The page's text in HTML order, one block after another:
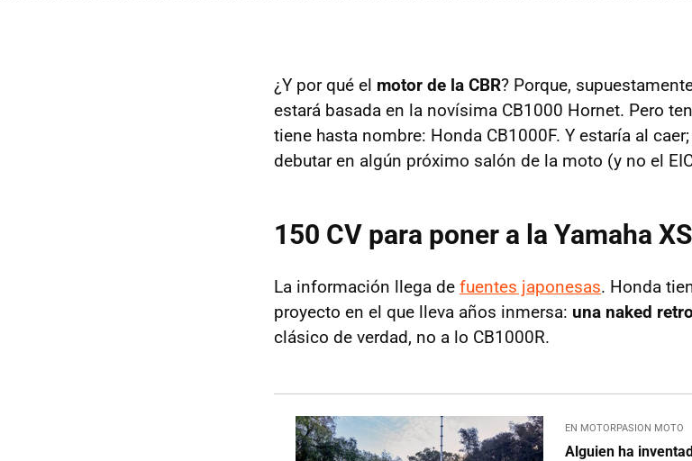
¿Y por qué el motor de la CBR? Porque,
estará basada en la novísima CB1000 Hornet. Pero
tiene hasta nombre: Honda CB1000F. Y estaría al
debutar en algún próximo salón de la moto (y no el
150 CV para poner a la Yamaha
La información llega de fuentes japonesas. Honda
proyecto en el que lleva años inmersa: una naked
clásico de verdad, no a lo CB1000R.
EN MOTORPASION MOTO
Alguien ha